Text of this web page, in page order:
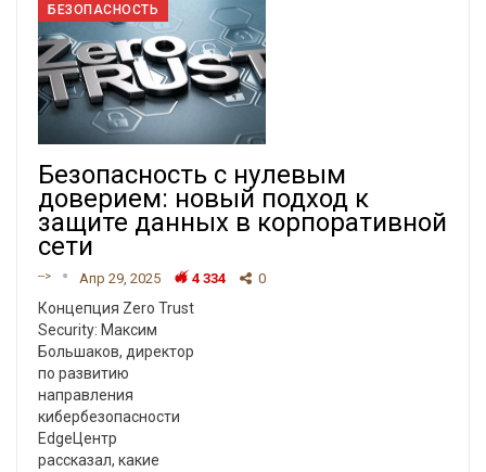
БЕЗОПАСНОСТЬ
Безопасность с нулевым
доверием: новый подход к
защите данных в корпоративной
сети
--> Апр 29, 2025 4 334 0
Концепция Zero Trust
Security: Максим
Большаков, директор
по развитию
направления
кибербезопасности
EdgeЦентр
рассказал, какие